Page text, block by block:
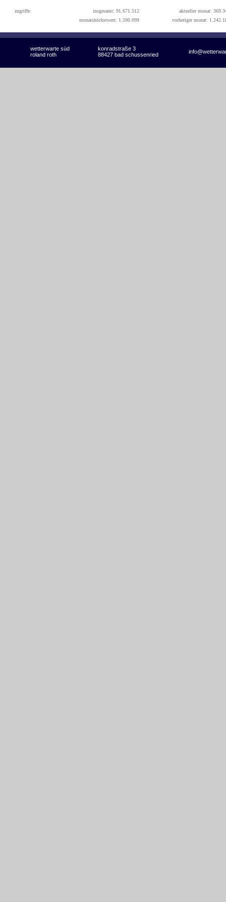
zugriffe: insgesamt: 91.671.512
aktueller monat:
monatshöchstwert: 1.590.099
vorheriger monat:
wetterwarte süd konradstraße 3
roland roth 88427 bad schussenried